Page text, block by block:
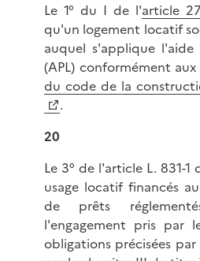
Le 1° du I de l'article
qu'un logement locatif
auquel s'applique l'aide
(APL) conformément
du code de la
.
20
Le 3° de l'article L. 831-
usage locatif financés
de prêts
l'engagement pris par
obligations précisées